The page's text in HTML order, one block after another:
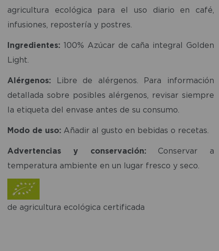
agricultura ecológica para el uso diario en café,
infusiones, repostería y postres.
Ingredientes: 100% Azúcar de caña integral Golden
Light.
Alérgenos: Libre de alérgenos. Para información
detallada sobre posibles alérgenos, revisar siempre
la etiqueta del envase antes de su consumo.
Modo de uso: Añadir al gusto en bebidas o recetas.
Advertencias y conservación:Conservar a
temperatura ambiente en un lugar fresco y seco.
de agricultura ecológica certificada